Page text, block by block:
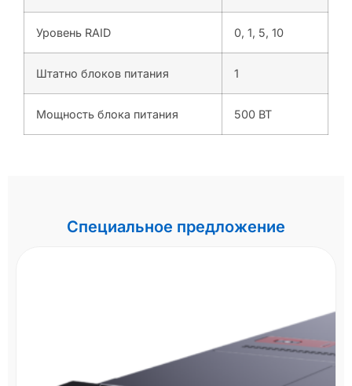
Уровень RAID 0, 1, 5, 10
Штатно блоков питания 1
Мощность блока питания 500 ВТ
Специальное предложение